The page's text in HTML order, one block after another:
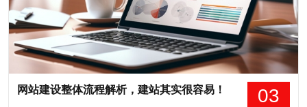
03
网站建设整体流程解析，建站其实很容易！